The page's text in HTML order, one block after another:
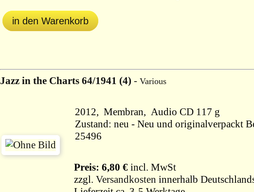
in den Warenkorb
Jazz in the Charts 64/1941 (4) - Various
2012, Membran, Audio CD 117 g
Zustand: neu - Neu und originalverpackt
25496
Preis: 6,80 € incl. MwSt
zzgl. Versandkosten innerhalb